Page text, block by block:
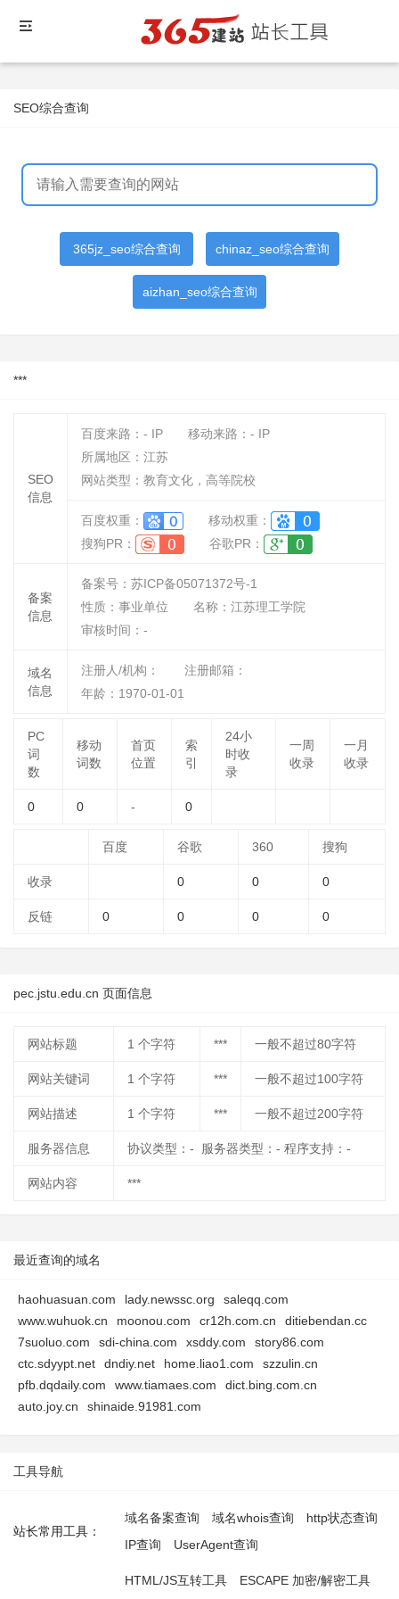
SEO综合查询
365jz_seo综合查询 chinaz_seo综合查询
aizhan_seo综合查询
***
SEO
信息
百度来路： - IP 移动来路： - IP
所属地区：江苏
网站类型：教育文化，高等院校
百度权重：
移动权重：
搜狗PR：
谷歌PR：
备案
信息
备案号：苏ICP备05071372号-1
性质： 事业单位 名称： 江苏理工学院
审核时间： -
域名
信息
注册人/机构：
注册邮箱：
年龄：1970-01-01
PC
词
数
移动
词数
首页
位置
索
引
24小
时收
录
一周
收录
一月
收录
0 0 - 0
百度 谷歌 360 搜狗
收录 0 0 0
反链 0 0 0 0
pec.jstu.edu.cn 页面信息
网站标题 1 个字符 *** 一般不超过80字符
网站关键词 1 个字符 *** 一般不超过100字符
网站描述 1 个字符 *** 一般不超过200字符
服务器信息 协议类型：- 服务器类型：- 程序支持：-
网站内容 ***
最近查询的域名
haohuasuan.com lady.newssc.org
saleqq.com
www.wuhuok.cn
moonou.com cr12h.com.cn
ditiebendan.cc
7suoluo.com
sdi-china.com xsddy.com
story86.com
ctc.sdyypt.net
dndiy.net home.liao1.com
szzulin.cn
pfb.dqdaily.com
www.tiamaes.com
dict.bing.com.cn
auto.joy.cn
shinaide.91981.com
工具导航
站长常用工具：
域名备案查询 域名whois查询
http状态查询
IP查询
UserAgent查询
HTML/JS互转工具 ESCAPE 加密/解密工具